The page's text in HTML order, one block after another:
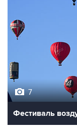
7
Фестиваль